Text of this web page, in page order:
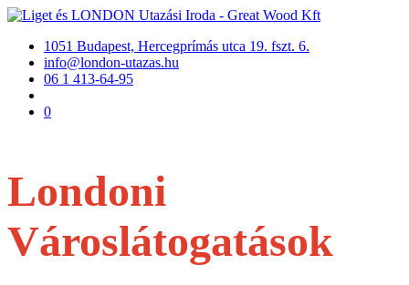
1051 Budapest, Hercegprímás utca 19. fszt. 6.
info@london-utazas.hu
06 1 413-64-95
0
Londoni
Városlátogatások